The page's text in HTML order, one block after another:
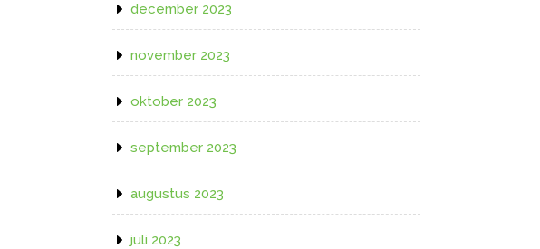
december 2023
november 2023
oktober 2023
september 2023
augustus 2023
juli 2023